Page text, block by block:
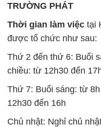
TRƯỜNG PHÁT
Thời gian làm việc tại
được tổ chức như sau:
Thứ 2 đến thứ 6: Buổi
chiều: từ 12h30 đến
Thứ 7: Buổi sáng: từ
12h30 đến 16h
Chủ nhật: Nghỉ chủ